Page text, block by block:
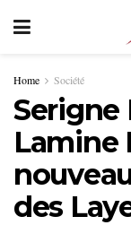
Home Société
Serigne
Lamine
des